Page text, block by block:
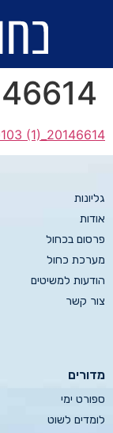
(1)
20146614_U0103 (1)
גליונות
אודות
פרסום בכחול
מערכת כחול
הודעות למשיטים
צור קשר
מדורים
ספורט ימי
לומדים לשוט